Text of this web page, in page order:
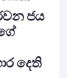
ජය
දෙති